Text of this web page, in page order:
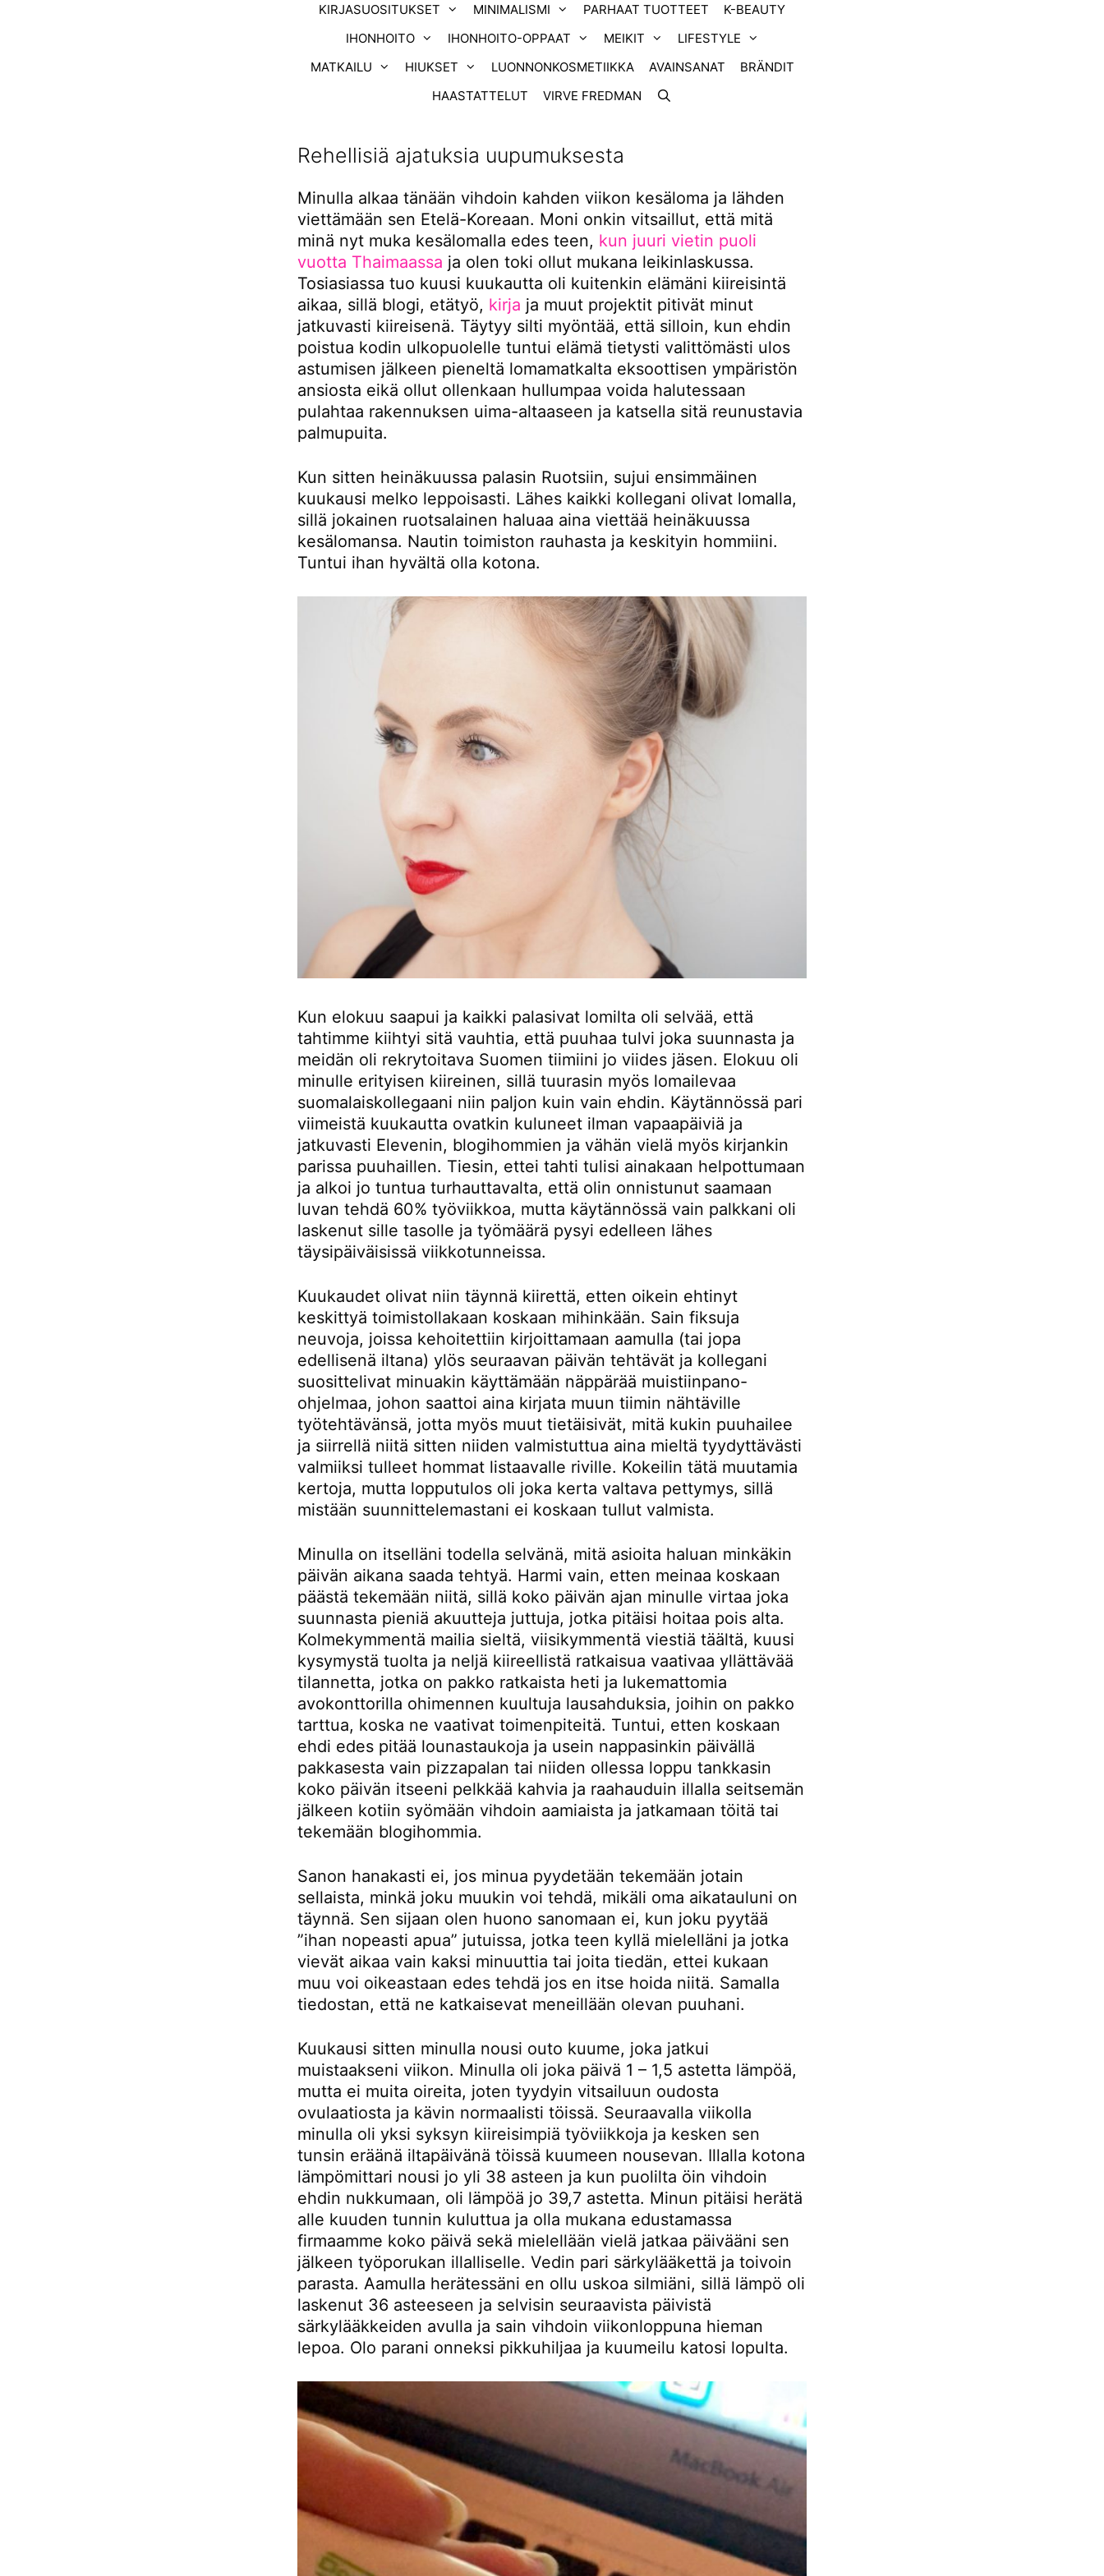
KIRJASUOSITUKSET MINIMALISMI PARHAAT TUOTTEET
K-BEAUTY
IHONHOITO
IHONHOITO-OPPAAT MEIKIT
LIFESTYLE
MATKAILU
HIUKSET LUONNONKOSMETIIKKA AVAINSANAT
BRÄNDIT
HAASTATTELUT
VIRVE FREDMAN
Rehellisiä ajatuksia uupumuksesta
Minulla alkaa tänään vihdoin kahden viikon kesäloma ja lähden
viettämään sen Etelä-Koreaan. Moni onkin vitsaillut, että mitä
minä nyt muka kesälomalla edes teen, kun juuri vietin puoli
vuotta Thaimaassa ja olen toki ollut mukana leikinlaskussa.
Tosiasiassa tuo kuusi kuukautta oli kuitenkin elämäni kiireisintä
aikaa, sillä blogi, etätyö, kirja ja muut projektit pitivät minut
jatkuvasti kiireisenä. Täytyy silti myöntää, että silloin, kun ehdin
poistua kodin ulkopuolelle tuntui elämä tietysti valittömästi ulos
astumisen jälkeen pieneltä lomamatkalta eksoottisen ympäristön
ansiosta eikä ollut ollenkaan hullumpaa voida halutessaan
pulahtaa rakennuksen uima-altaaseen ja katsella sitä reunustavia
palmupuita.
Kun sitten heinäkuussa palasin Ruotsiin, sujui ensimmäinen
kuukausi melko leppoisasti. Lähes kaikki kollegani olivat lomalla,
sillä jokainen ruotsalainen haluaa aina viettää heinäkuussa
kesälomansa. Nautin toimiston rauhasta ja keskityin hommiini.
Tuntui ihan hyvältä olla kotona.
Kun elokuu saapui ja kaikki palasivat lomilta oli selvää, että
tahtimme kiihtyi sitä vauhtia, että puuhaa tulvi joka suunnasta ja
meidän oli rekrytoitava Suomen tiimiini jo viides jäsen. Elokuu oli
minulle erityisen kiireinen, sillä tuurasin myös lomailevaa
suomalaiskollegaani niin paljon kuin vain ehdin. Käytännössä pari
viimeistä kuukautta ovatkin kuluneet ilman vapaapäiviä ja
jatkuvasti Elevenin, blogihommien ja vähän vielä myös kirjankin
parissa puuhaillen. Tiesin, ettei tahti tulisi ainakaan helpottumaan
ja alkoi jo tuntua turhauttavalta, että olin onnistunut saamaan
luvan tehdä 60% työviikkoa, mutta käytännössä vain palkkani oli
laskenut sille tasolle ja työmäärä pysyi edelleen lähes
täysipäiväisissä viikkotunneissa.
Kuukaudet olivat niin täynnä kiirettä, etten oikein ehtinyt
keskittyä toimistollakaan koskaan mihinkään. Sain fiksuja
neuvoja, joissa kehoitettiin kirjoittamaan aamulla (tai jopa
edellisenä iltana) ylös seuraavan päivän tehtävät ja kollegani
suosittelivat minuakin käyttämään näppärää muistiinpano-
ohjelmaa, johon saattoi aina kirjata muun tiimin nähtäville
työtehtävänsä, jotta myös muut tietäisivät, mitä kukin puuhailee
ja siirrellä niitä sitten niiden valmistuttua aina mieltä tyydyttävästi
valmiiksi tulleet hommat listaavalle riville. Kokeilin tätä muutamia
kertoja, mutta lopputulos oli joka kerta valtava pettymys, sillä
mistään suunnittelemastani ei koskaan tullut valmista.
Minulla on itselläni todella selvänä, mitä asioita haluan minkäkin
päivän aikana saada tehtyä. Harmi vain, etten meinaa koskaan
päästä tekemään niitä, sillä koko päivän ajan minulle virtaa joka
suunnasta pieniä akuutteja juttuja, jotka pitäisi hoitaa pois alta.
Kolmekymmentä mailia sieltä, viisikymmentä viestiä täältä, kuusi
kysymystä tuolta ja neljä kiireellistä ratkaisua vaativaa yllättävää
tilannetta, jotka on pakko ratkaista heti ja lukemattomia
avokonttorilla ohimennen kuultuja lausahduksia, joihin on pakko
tarttua, koska ne vaativat toimenpiteitä. Tuntui, etten koskaan
ehdi edes pitää lounastaukoja ja usein nappasinkin päivällä
pakkasesta vain pizzapalan tai niiden ollessa loppu tankkasin
koko päivän itseeni pelkkää kahvia ja raahauduin illalla seitsemän
jälkeen kotiin syömään vihdoin aamiaista ja jatkamaan töitä tai
tekemään blogihommia.
Sanon hanakasti ei, jos minua pyydetään tekemään jotain
sellaista, minkä joku muukin voi tehdä, mikäli oma aikatauluni on
täynnä. Sen sijaan olen huono sanomaan ei, kun joku pyytää
”ihan nopeasti apua” jutuissa, jotka teen kyllä mielelläni ja jotka
vievät aikaa vain kaksi minuuttia tai joita tiedän, ettei kukaan
muu voi oikeastaan edes tehdä jos en itse hoida niitä. Samalla
tiedostan, että ne katkaisevat meneillään olevan puuhani.
Kuukausi sitten minulla nousi outo kuume, joka jatkui
muistaakseni viikon. Minulla oli joka päivä 1 – 1,5 astetta lämpöä,
mutta ei muita oireita, joten tyydyin vitsailuun oudosta
ovulaatiosta ja kävin normaalisti töissä. Seuraavalla viikolla
minulla oli yksi syksyn kiireisimpiä työviikkoja ja kesken sen
tunsin eräänä iltapäivänä töissä kuumeen nousevan. Illalla kotona
lämpömittari nousi jo yli 38 asteen ja kun puolilta öin vihdoin
ehdin nukkumaan, oli lämpöä jo 39,7 astetta. Minun pitäisi herätä
alle kuuden tunnin kuluttua ja olla mukana edustamassa
firmaamme koko päivä sekä mielellään vielä jatkaa päivääni sen
jälkeen työporukan illalliselle. Vedin pari särkylääkettä ja toivoin
parasta. Aamulla herätessäni en ollu uskoa silmiäni, sillä lämpö oli
laskenut 36 asteeseen ja selvisin seuraavista päivistä
särkylääkkeiden avulla ja sain vihdoin viikonloppuna hieman
lepoa. Olo parani onneksi pikkuhiljaa ja kuumeilu katosi lopulta.